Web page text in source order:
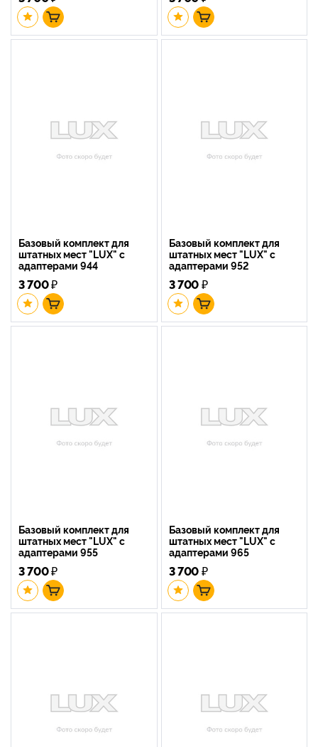
Базовый комплект для
штатных мест "LUX" с
адаптерами 944
3 700₽
Базовый комплект для
штатных мест "LUX" с
адаптерами 952
3 700₽
Базовый комплект для
штатных мест "LUX" с
адаптерами 955
3 700₽
Базовый комплект для
штатных мест "LUX" с
адаптерами 965
3 700₽